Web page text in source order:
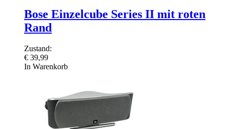
Bose Einzelcube Series II mit roten
Rand
Zustand:
€ 39,99
In Warenkorb